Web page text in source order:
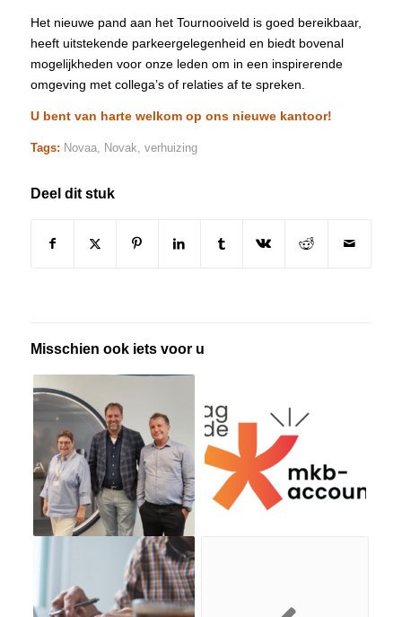
Het nieuwe pand aan het Tournooiveld is goed bereikbaar,
heeft uitstekende parkeergelegenheid en biedt bovenal
mogelijkheden voor onze leden om in een inspirerende
omgeving met collega’s of relaties af te spreken.
U bent van harte welkom op ons nieuwe kantoor!
Tags: Novaa, Novak, verhuizing
Deel dit stuk
Misschien ook iets voor u